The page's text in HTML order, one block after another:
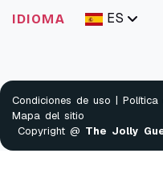
IDIOMA ES
Condiciones de uso Política
Mapa del sitio
Copyright @ The Jolly